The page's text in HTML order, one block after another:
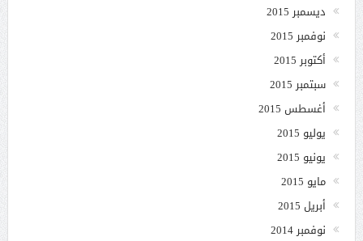
ديسمبر 2015
نوفمبر 2015
أكتوبر 2015
سبتمبر 2015
أغسطس 2015
يوليو 2015
يونيو 2015
مايو 2015
أبريل 2015
نوفمبر 2014